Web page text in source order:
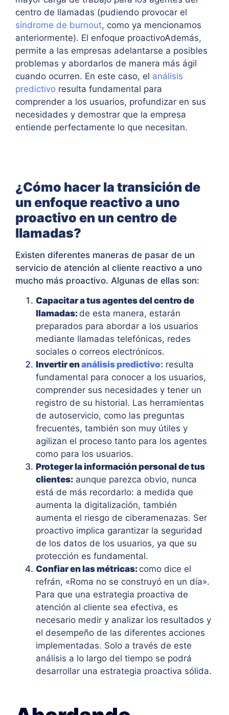
centro de llamadas (pudiendo provocar el
síndrome de burnout, como ya mencionamos
anteriormente). El enfoque proactivoAdemás,
permite a las empresas adelantarse a posibles
problemas y abordarlos de manera más ágil
cuando ocurren. En este caso, el análisis
predictivo resulta fundamental para
comprender a los usuarios, profundizar en sus
necesidades y demostrar que la empresa
entiende perfectamente lo que necesitan.
¿Cómo hacer la transición de
un enfoque reactivo a uno
proactivo en un centro de
llamadas?
Existen diferentes maneras de pasar de un
servicio de atención al cliente reactivo a uno
mucho más proactivo. Algunas de ellas son:
Capacitar a tus agentes del centro de
llamadas:de esta manera, estarán
preparados para abordar a los usuarios
mediante llamadas telefónicas, redes
sociales o correos electrónicos.
Invertir enanálisis predictivo: resulta
fundamental para conocer a los usuarios,
comprender sus necesidades y tener un
registro de su historial. Las herramientas
de autoservicio, como las preguntas
frecuentes, también son muy útiles y
agilizan el proceso tanto para los agentes
como para los usuarios.
Proteger la información personal de tus
clientes: aunque parezca obvio, nunca
está de más recordarlo: a medida que
aumenta la digitalización, también
aumenta el riesgo de ciberamenazas. Ser
proactivo implica garantizar la seguridad
de los datos de los usuarios, ya que su
protección es fundamental.
Confiar en las métricas:como dice el
refrán, «Roma no se construyó en un día».
Para que una estrategia proactiva de
atención al cliente sea efectiva, es
necesario medir y analizar los resultados y
el desempeño de las diferentes acciones
implementadas. Solo a través de este
análisis a lo largo del tiempo se podrá
desarrollar una estrategia proactiva sólida.